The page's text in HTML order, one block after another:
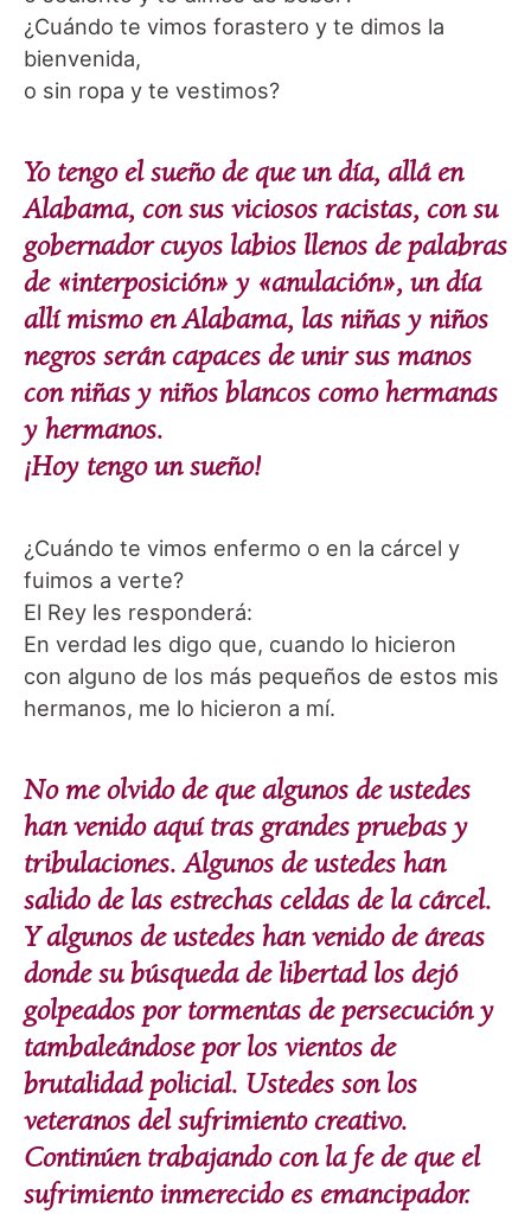
¿Cuándo te vimos forastero y te dimos la
bienvenida,
o sin ropa y te vestimos?
Yo tengo el sueño de que un día, allá en
Alabama, con sus viciosos racistas, con su
gobernador cuyos labios llenos de palabras
de «interposición» y «anulación», un día
allí mismo en Alabama, las niñas y niños
negros serán capaces de unir sus manos
con niñas y niños blancos como hermanas
y hermanos.
¡Hoy tengo un sueño!
¿Cuándo te vimos enfermo o en la cárcel y
fuimos a verte?
El Rey les responderá:
En verdad les digo que, cuando lo hicieron
con alguno de los más pequeños de estos mis
hermanos, me lo hicieron a mí.
No me olvido de que algunos de ustedes
han venido aquí tras grandes pruebas y
tribulaciones. Algunos de ustedes han
salido de las estrechas celdas de la cárcel.
Y algunos de ustedes han venido de áreas
donde su búsqueda de libertad los dejó
golpeados por tormentas de persecución y
tambaleándose por los vientos de
brutalidad policial. Ustedes son los
veteranos del sufrimiento creativo.
Continúen trabajando con la fe de que el
sufrimiento inmerecido es emancipador.